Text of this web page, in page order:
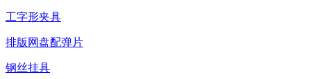
工字形夹具
排版网盘配弹片
钢丝挂具